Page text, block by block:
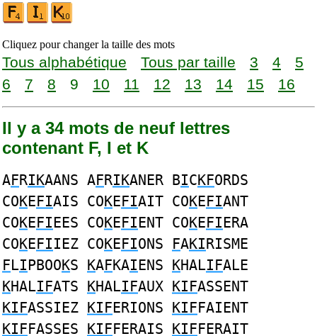
Cliquez pour changer la taille des mots
Tous alphabétique Tous par taille 3 4
5
6
7 8 9 10 11 12 13 14 15 16
Il y a 34 mots de neuf lettres
contenant F, I et K
AFRIKAANS AFRIKANER BICKFORDS
COKEFIAIS COKEFIAIT COKEFIANT
COKEFIEES COKEFIENT COKEFIERA
COKEFIIEZ COKEFIONS FAKIRISME
FLIPBOOKS KAFKAIENS KHALIFALE
KHALIFATS KHALIFAUX KIFASSENT
KIFASSIEZ KIFERIONS KIFFAIENT
KIFFASSES KIFFERAIS KIFFERAIT